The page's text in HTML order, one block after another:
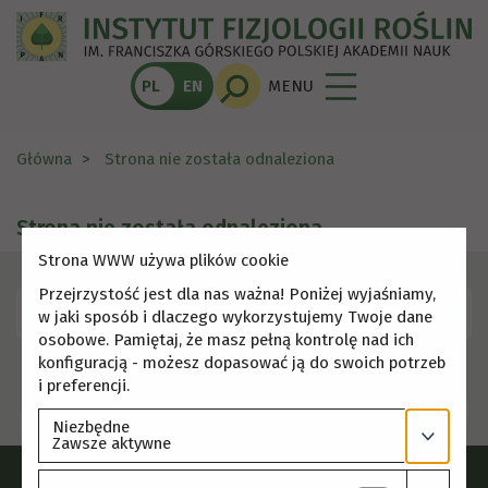
PL EN MENU
Główna Strona nie została odnaleziona
Strona nie została odnaleziona
Skorzystaj z menu, aby wybrać inną stronę.
Strona WWW używa plików cookie
Przejrzystość jest dla nas ważna! Poniżej wyjaśniamy,
w jaki sposób i dlaczego wykorzystujemy Twoje dane
osobowe. Pamiętaj, że masz pełną kontrolę nad ich
konfiguracją - możesz dopasować ją do swoich potrzeb
i preferencji.
Niezbędne
Zawsze aktywne